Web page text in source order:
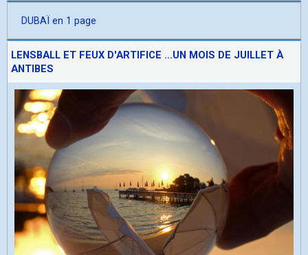
DUBAÏ en 1 page
LENSBALL ET FEUX D'ARTIFICE ...UN MOIS DE JUILLET À
ANTIBES